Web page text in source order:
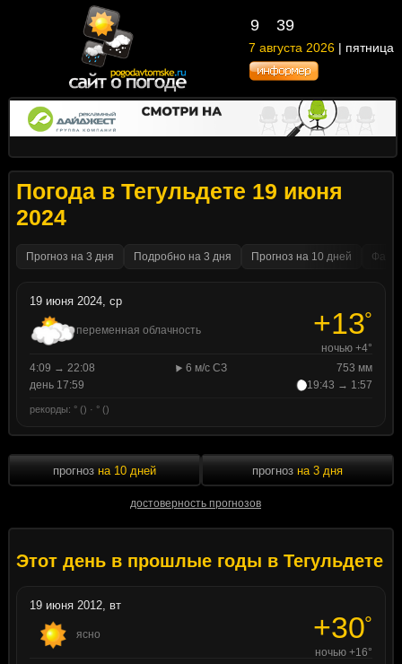
9 39
7 августа 2026 | пятница
Погода в Тегульдете 19 июня
2024
Прогноз на 3 дня Подробно на 3 дня Прогноз на 10 дней
19 июня 2024, ср
переменная облачность +13°
ночью +4°
4:09 → 22:08
6 м/с СЗ
753 мм
день 17:59
19:43 → 1:57
рекорды: ° () · ° ()
прогноз на 10 дней
достоверность прогнозов
прогноз на 3 дня
Этот день в прошлые годы в Тегульдете
19 июня 2012, вт
ясно +30°
ночью +16°